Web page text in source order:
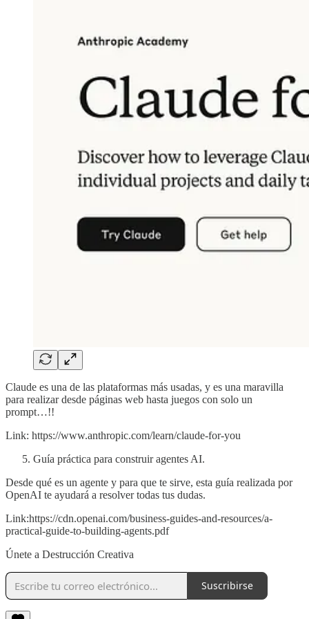
Claude es una de las plataformas más usadas, y es una maravilla
para realizar desde páginas web hasta juegos con solo un
prompt…!!
Link: https://www.anthropic.com/learn/claude-for-you
Guía práctica para construir agentes AI.
Desde qué es un agente y para que te sirve, esta guía realizada por
OpenAI te ayudará a resolver todas tus dudas.
Link:https://cdn.openai.com/business-guides-and-resources/a-
practical-guide-to-building-agents.pdf
Únete a Destrucción Creativa
Suscribirse